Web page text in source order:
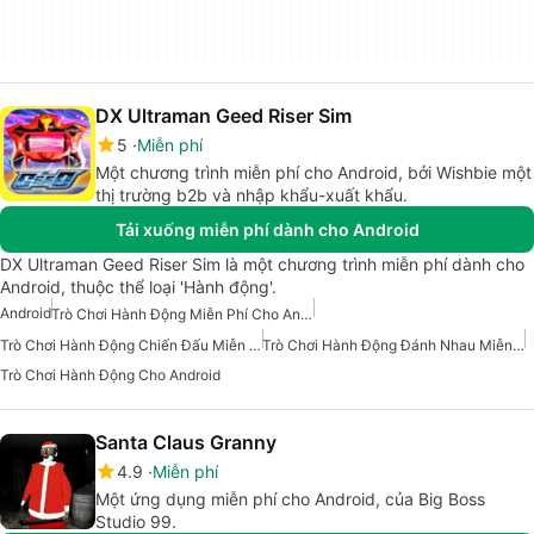
DX Ultraman Geed Riser Sim
5 Miễn phí
Một chương trình miễn phí cho Android, bởi Wishbie một
thị trường b2b và nhập khẩu-xuất khẩu.
Tải xuống miễn phí dành cho Android
DX Ultraman Geed Riser Sim là một chương trình miễn phí dành cho
Android, thuộc thể loại 'Hành động'.
Android
Trò Chơi Hành Động Miễn Phí Cho Android
Trò Chơi Hành Động Chiến Đấu Miễn Phí Cho Android
Trò Chơi Hành Động Đánh Nhau Miễn Phí Cho Android
Trò Chơi Hành Động Cho Android
Santa Claus Granny
4.9 Miễn phí
Một ứng dụng miễn phí cho Android, của Big Boss
Studio 99.